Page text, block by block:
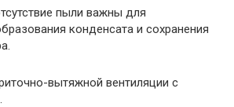
пыли важны для
конденсата и сохранения
вытяжной вентиляции с